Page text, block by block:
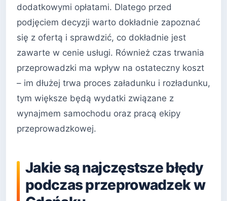
dodatkowymi opłatami. Dlatego przed
podjęciem decyzji warto dokładnie zapoznać
się z ofertą i sprawdzić, co dokładnie jest
zawarte w cenie usługi. Również czas trwania
przeprowadzki ma wpływ na ostateczny koszt
– im dłużej trwa proces załadunku i rozładunku,
tym większe będą wydatki związane z
wynajmem samochodu oraz pracą ekipy
przeprowadzkowej.
Jakie są najczęstsze błędy
podczas przeprowadzek w